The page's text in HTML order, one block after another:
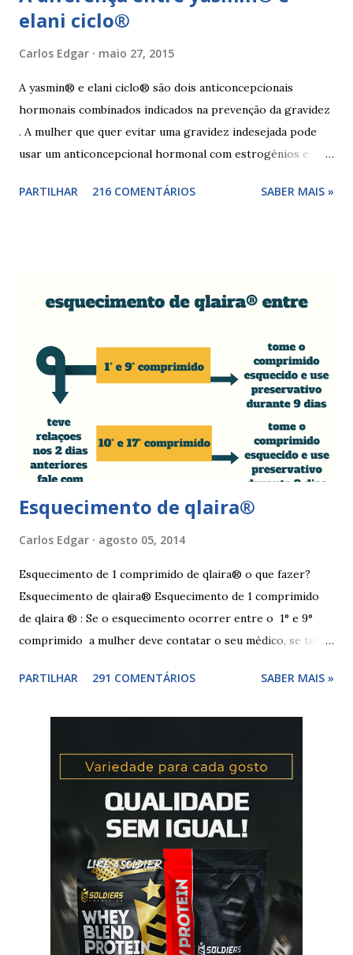
elani ciclo®
Carlos Edgar maio 27, 2015
A yasmin® e elani ciclo® são dois anticoncepcionais
hormonais combinados indicados na prevenção da gravidez
. A mulher que quer evitar uma gravidez indesejada pode
usar um anticoncepcional hormonal com estrogénios e
para não correr riscos. Os anticoncepcionais yasmin® e
deve fazer uma pausa de 7 dias, para menstruar. A mulher
seguir a recomendação de seu médico. A yasmin® e elani
ciclo® são iguais? Sim são, ambas as pílulas têm a
mesma composição hormonal, apesar da yasmin ® ter
menos comprimidos, 21 comprimidos por carte...
PARTILHAR 216 COMENTÁRIOS SABER MAIS »
Esquecimento de qlaira®
Carlos Edgar agosto 05, 2014
Esquecimento de 1 comprimido de qlaira® o que fazer?
Esquecimento de qlaira® Esquecimento de 1 comprimido
de qlaira ® : Se o esquecimento ocorrer entre o 1° e 9°
comprimido a mulher deve contatar o seu médico, se teve
comprimido(s) esquecidos, continuar a tomar os restantes
esquecimento. Se o esquecimento ocorrer entre o 10° e o
17° comprimido a mulher deve tomar o comprimido
esquecido e usar preservativo durante os 9 dias seguintes.
Se o esquecimento ocorrer entre o 18° e o 24°
comprimido a mulher deve iniciar nova cartela ou carteira
de qlaira ® e usar preservativo nos 9 dias seguintes. Se o
esquecimento ocorrer entre o 25° e o 26° comprimido a
mulher deve tomar o comprimido esquecido e continuar
tomando os restantes. Se...
PARTILHAR 291 COMENTÁRIOS SABER MAIS »